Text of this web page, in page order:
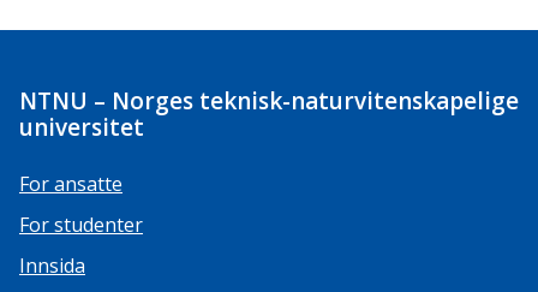
NTNU – Norges teknisk-naturvitenskapelige
universitet
For ansatte
For studenter
Innsida